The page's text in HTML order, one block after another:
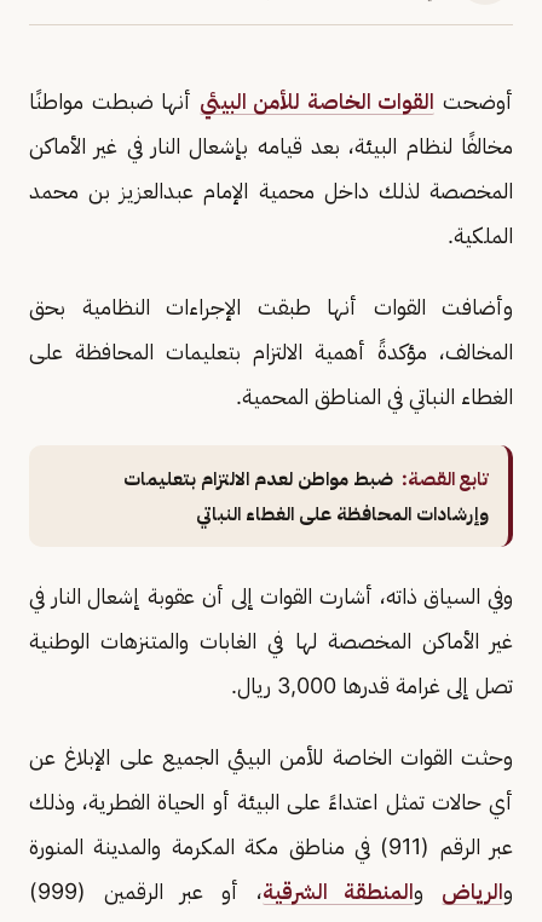
أوضحت القوات الخاصة للأمن البيئي أنها ضبطت مواطنًا
مخالفًا لنظام البيئة، بعد قيامه بإشعال النار في غير الأماكن
المخصصة لذلك داخل محمية الإمام عبدالعزيز بن محمد
الملكية.
وأضافت القوات أنها طبقت الإجراءات النظامية بحق
المخالف، مؤكدةً أهمية الالتزام بتعليمات المحافظة على
الغطاء النباتي في المناطق المحمية.
تابع القصة: ضبط مواطن لعدم الالتزام بتعليمات
وإرشادات المحافظة على الغطاء النباتي
وفي السياق ذاته، أشارت القوات إلى أن عقوبة إشعال النار في
غير الأماكن المخصصة لها في الغابات والمتنزهات الوطنية
تصل إلى غرامة قدرها 3,000 ريال.
وحثت القوات الخاصة للأمن البيئي الجميع على الإبلاغ عن
أي حالات تمثل اعتداءً على البيئة أو الحياة الفطرية، وذلك
عبر الرقم (911) في مناطق مكة المكرمة والمدينة المنورة
والرياض والمنطقة الشرقية
، أو عبر الرقمين (999)